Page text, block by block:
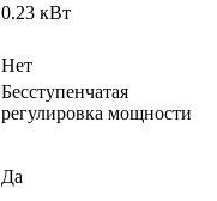
0.23 кВт
Нет
Бесступенчатая
регулировка мощности
Да